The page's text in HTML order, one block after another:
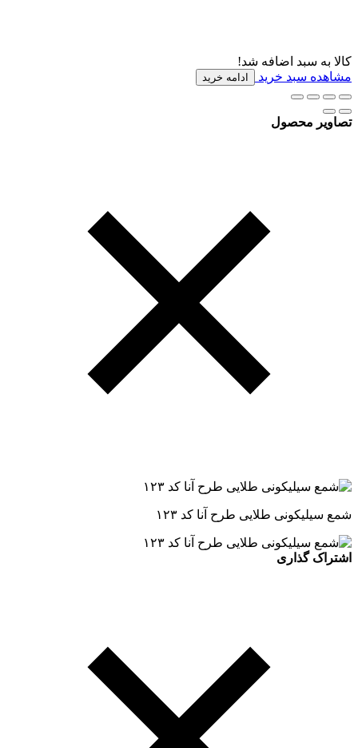
کالا به سبد اضافه شد!
مشاهده سبد خرید
ادامه خرید
تصاویر محصول
شمع سیلیکونی طلایی طرح آنا کد ۱۲۳
اشتراک گذاری